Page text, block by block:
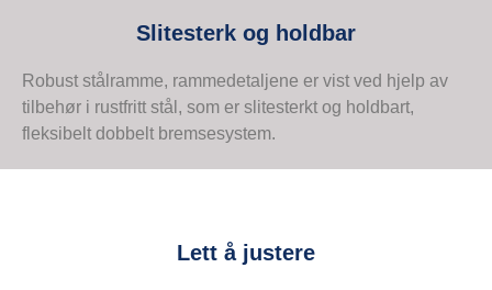
Slitesterk og holdbar
Robust stålramme, rammedetaljene er vist ved hjelp av
tilbehør i rustfritt stål, som er slitesterkt og holdbart,
fleksibelt dobbelt bremsesystem.
Lett å justere